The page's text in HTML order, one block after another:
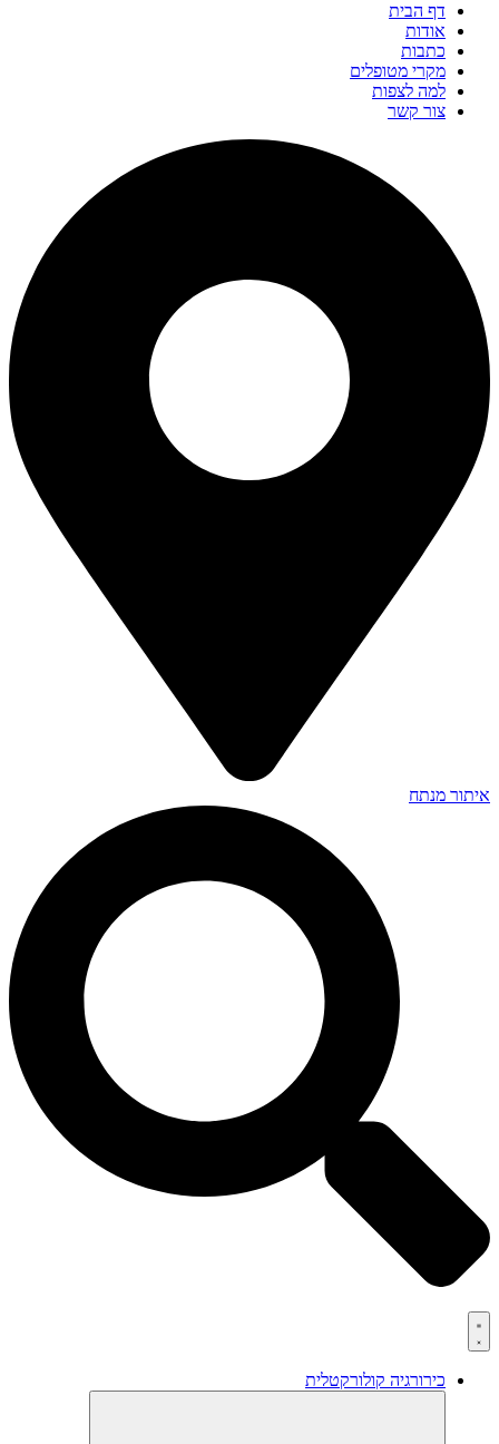
דף הבית
אודות
כתבות
מקרי מטופלים
למה לצפות
צור קשר
איתור מנתח
כירורגיה קולורקטלית